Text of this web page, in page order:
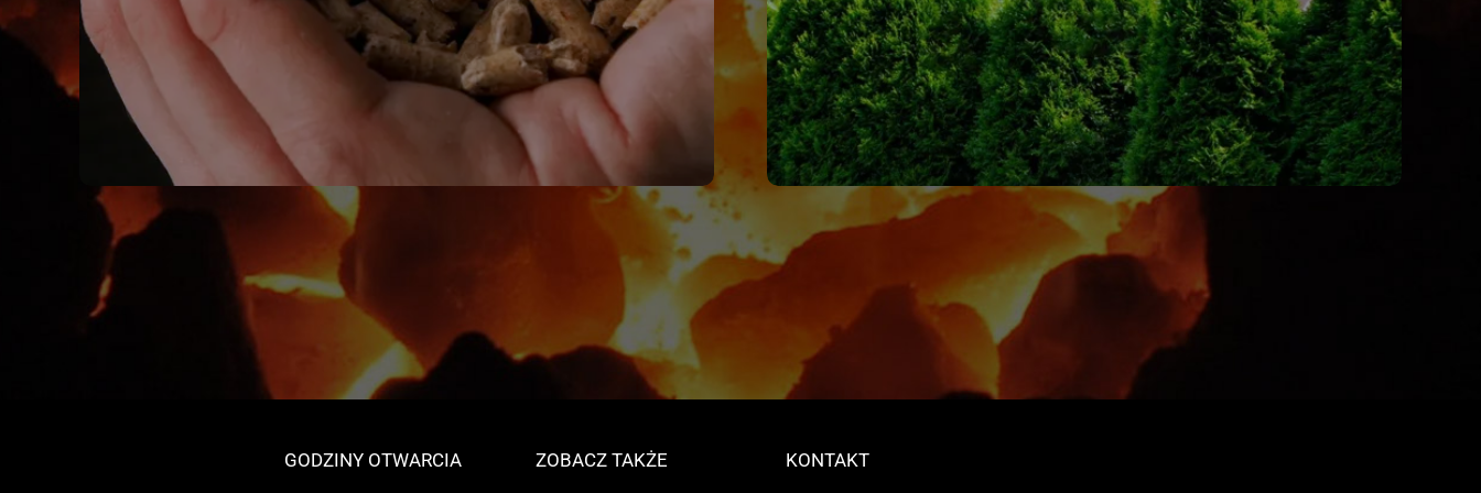
GODZINY OTWARCIA ZOBACZ TAKŻE KONTAKT